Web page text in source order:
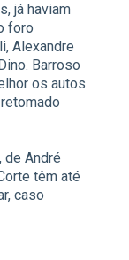
já haviam
foro
Alexandre
Barroso
os autos
de André
têm até
caso